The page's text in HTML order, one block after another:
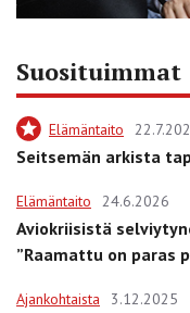
Suosituimmat
Elämäntaito
Seitsemän arkista
Elämäntaito 24.6.2026
Aviokriisistä
”Raamattu on paras
Ajankohtaista 3.12.2025